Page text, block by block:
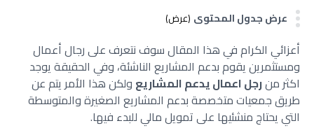
عرض جدول المحتوى (عرض)
أعزائي الكرام في هذا المقال سوف نتعرف على رجال أعمال
ومستثمرين يقوم بدعم المشاريع الناشئة، وفي الحقيقة يوجد
اكثر منرجل اعمال يدعم المشاريع ولكن هذا الأمر يتم عن
طريق جمعيات متخصصة بدعم المشاريع الصغيرة والمتوسطة
التي يحتاج منشئيها على تمويل مالي للبدء فيها.